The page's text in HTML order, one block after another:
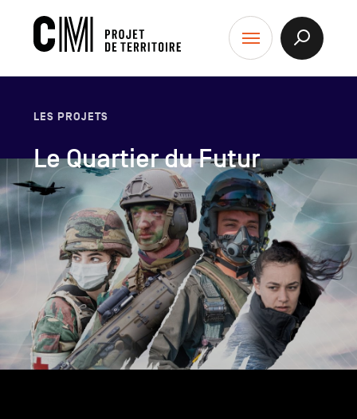
CM
-
Projet
Menu
Afficher
Le Quartier du Futur
LES PROJETS